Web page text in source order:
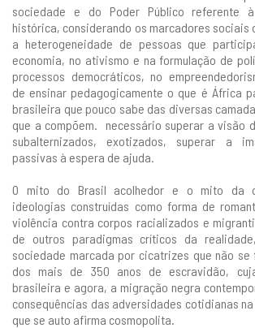
sociedade e do Poder Público referente
histórica, considerando os marcadores sociais
a heterogeneidade de pessoas que
economia, no ativismo e na formulação de
processos democráticos, no
de ensinar pedagogicamente o que é África
brasileira que pouco sabe das diversas
que a compõem. necessário superar a visão
subalternizados, exotizados, superar a
passivas à espera de ajuda.
O mito do Brasil acolhedor e o mito da
ideologias construídas como forma de
violência contra corpos racializados e
de outros paradigmas críticos da
sociedade marcada por cicatrizes que não se
dos mais de 350 anos de escravidão,
brasileira e agora, a migração negra
consequências das adversidades cotidianas
que se auto afirma cosmopolita.